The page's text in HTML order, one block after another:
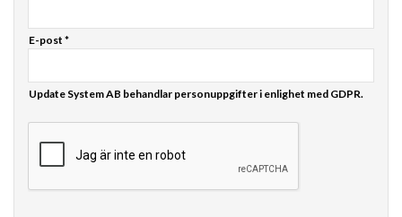
E-post *
Update System AB behandlar personuppgifter i enlighet med GDPR.